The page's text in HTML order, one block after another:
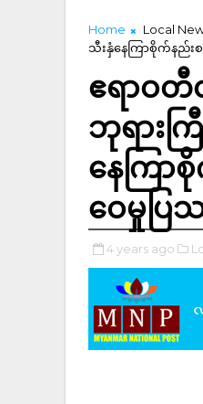
Home Local
သီးနှံနေကြာစိုက်နည်း
ဧရာဝတီ
ဘုရားက
နေကြာ
ဝေမှုပြ
4 years ago